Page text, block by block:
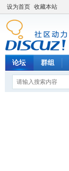
设为首页 收藏本站
论坛 群组